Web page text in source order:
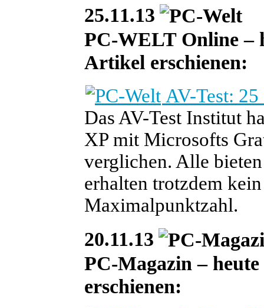
25.11.13
PC-WELT Online –
Artikel erschienen:
AV-Test:
Das AV-Test Institut
XP mit Microsofts
verglichen. Alle
erhalten trotzdem
Maximalpunktzahl.
20.11.13
PC-Magazin –
erschienen: